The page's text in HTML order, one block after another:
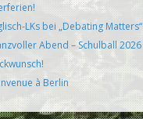
LKs bei „Debating Matters“
Abend – Schulball 2026
à Berlin